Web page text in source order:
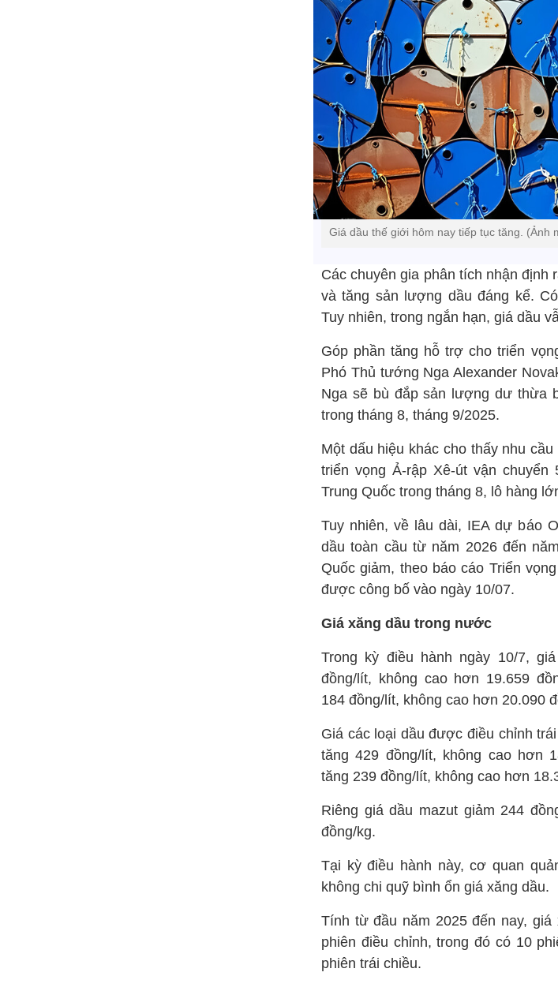
Giá dầu thế giới hôm nay tiếp tục tăng. (Ảnh
Các chuyên gia phân tích nhận định
và tăng sản lượng dầu đáng kể.
Tuy nhiên, trong ngắn hạn, giá dầu
Góp phần tăng hỗ trợ cho triển
Phó Thủ tướng Nga Alexander
Nga sẽ bù đắp sản lượng dư thừa
trong tháng 8, tháng 9/2025.
Một dấu hiệu khác cho thấy nhu
triển vọng Ả-rập Xê-út vận chuyển
Trung Quốc trong tháng 8, lô hàng
Tuy nhiên, về lâu dài, IEA dự báo
dầu toàn cầu từ năm 2026 đến
Quốc giảm, theo báo cáo Triển
được công bố vào ngày 10/07.
Giá xăng dầu trong nước
Trong kỳ điều hành ngày 10/7,
đồng/lít, không cao hơn 19.659
184 đồng/lít, không cao hơn 20.090
Giá các loại dầu được điều chỉnh
tăng 429 đồng/lít, không cao hơn
tăng 239 đồng/lít, không cao hơn
Riêng giá dầu mazut giảm 244
đồng/kg.
Tại kỳ điều hành này, cơ quan
không chi quỹ bình ổn giá xăng dầu.
Tính từ đầu năm 2025 đến nay,
phiên điều chỉnh, trong đó có 10
phiên trái chiều.